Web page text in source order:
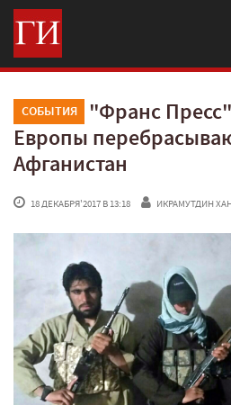
СОБЫТИЯ
"Франс
Европы
Афганистан
18 ДЕКАБРЯ'2017 В 13:18 ИКРАМУТДИН